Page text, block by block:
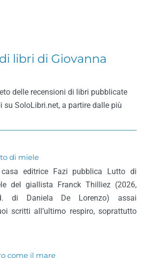
libri di Giovanna
delle recensioni di libri pubblicate
su SoloLibri.net, a partire dalle più
di miele
editrice Fazi pubblica Lutto di
del giallista Franck Thilliez (2026,
di Daniela De Lorenzo) assai
scritti all’ultimo respiro, soprattutto
come il mare